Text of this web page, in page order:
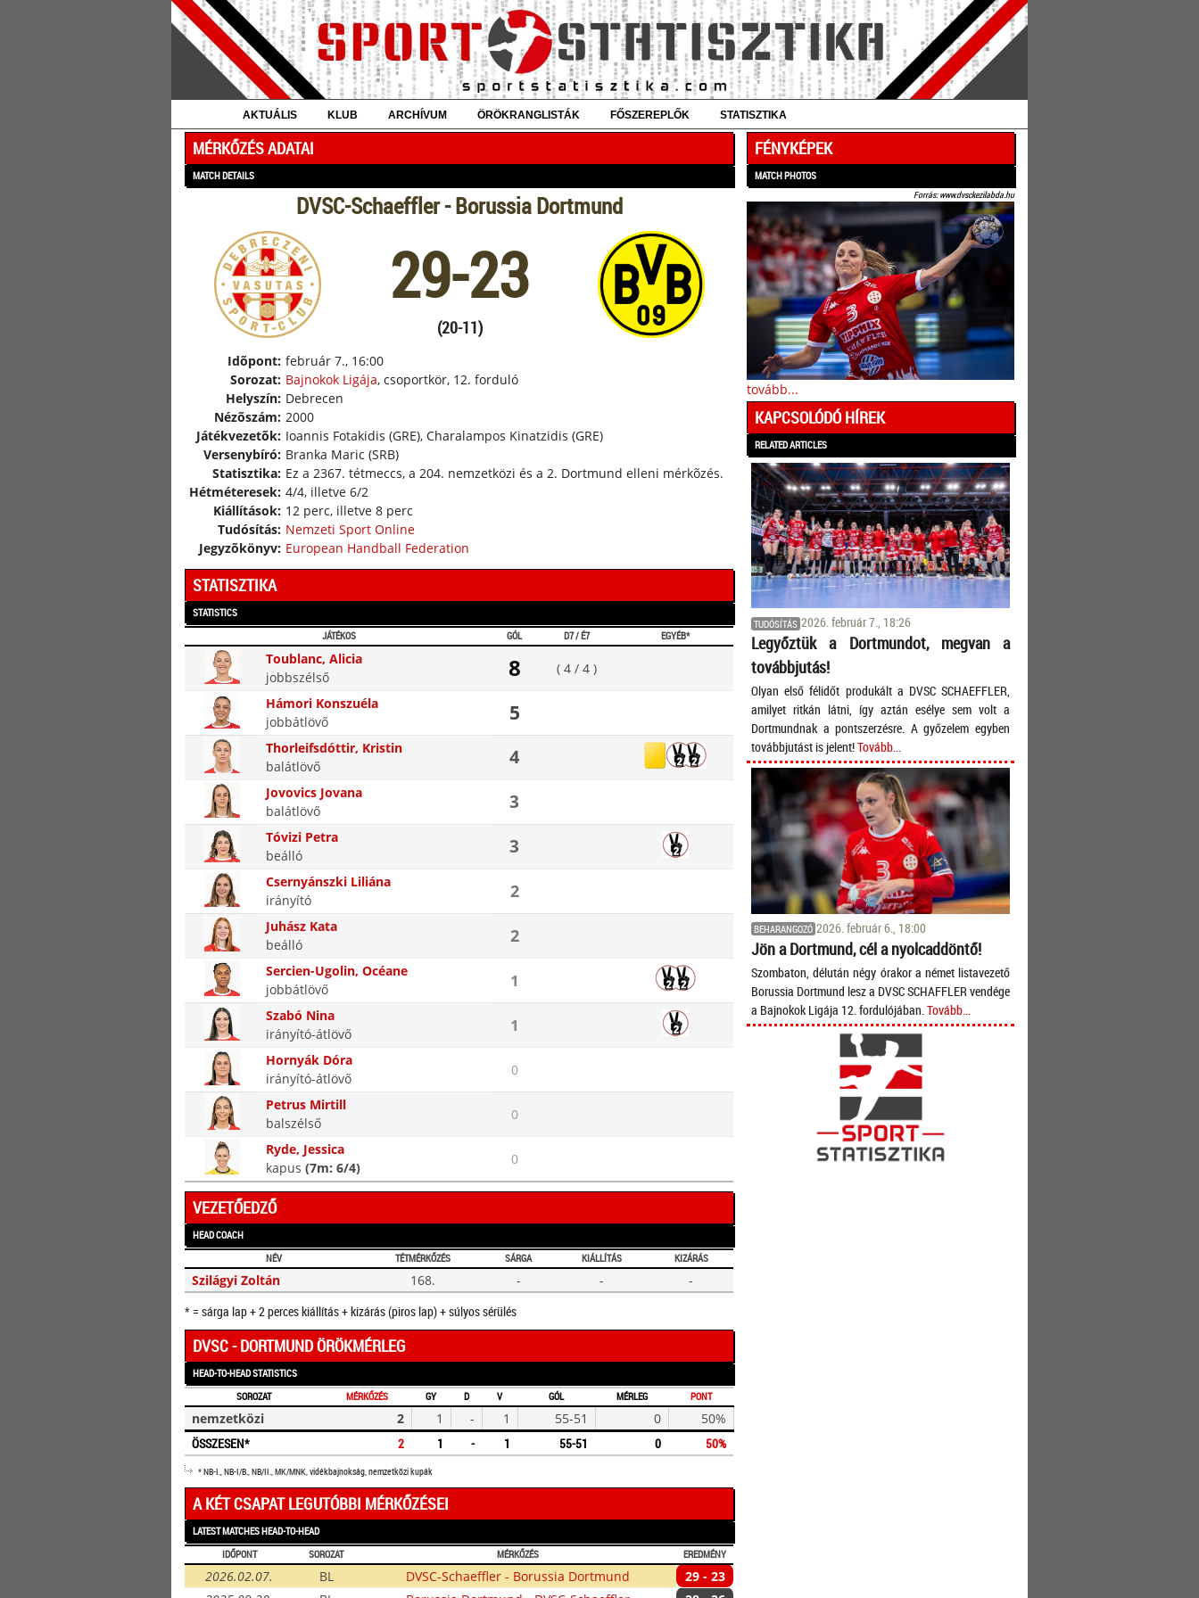
AKTUÁLIS KLUB ARCHÍVUM ÖRÖKRANGLISTÁK FŐSZEREPLŐK STATISZTIKA
MÉRKŐZÉS ADATAI
MATCH DETAILS
DVSC-Schaeffler - Borussia Dortmund
29-23
(20-11)
Idõpont: február 7., 16:00
Sorozat: Bajnokok Ligája, csoportkör, 12. forduló
Helyszín: Debrecen
Nézõszám: 2000
Játékvezetõk: Ioannis Fotakidis (GRE), Charalampos Kinatzidis (GRE)
Versenybíró: Branka Maric (SRB)
Statisztika: Ez a 2367. tétmeccs, a 204. nemzetközi és a 2. Dortmund elleni mérkõzés.
Hétméteresek: 4/4, illetve 6/2
Kiállítások: 12 perc, illetve 8 perc
Tudósítás: Nemzeti Sport Online
Jegyzõkönyv: European Handball Federation
STATISZTIKA
STATISTICS
JÁTÉKOS
GÓL D7 / É7 EGYÉB*
Toublanc, Alicia
jobbszélső
8 ( 4 / 4 )
Hámori Konszuéla
jobbátlövő
5
Thorleifsdóttir, Kristin
balátlövő
4
Jovovics Jovana
balátlövő
3
Tóvizi Petra
beálló
3
Csernyánszki Liliána
irányító
2
Juhász Kata
beálló
2
Sercien-Ugolin, Océane
jobbátlövő
1
Szabó Nina
irányító-átlövő
1
Hornyák Dóra
irányító-átlövő
0
Petrus Mirtill
balszélső
0
Ryde, Jessica
kapus (7m: 6/4)
0
VEZETŐEDZŐ
HEAD COACH
NÉV
TÉTMÉRKŐZÉS SÁRGA KIÁLLÍTÁS KIZÁRÁS
Szilágyi Zoltán 168. - -
-
* = sárga lap + 2 perces kiállítás + kizárás (piros lap) + súlyos sérülés
DVSC - DORTMUND ÖRÖKMÉRLEG
HEAD-TO-HEAD STATISTICS
SOROZAT
MÉRKŐZÉS GY D V GÓL MÉRLEG PONT
nemzetközi 2 1 - 1 55-51 0
50%
ÖSSZESEN*
2 1 - 1 55-51 0 50%
* NB-I., NB-I/B., NB/II., MK/MNK, vidékbajnokság, nemzetközi kupák
A KÉT CSAPAT LEGUTÓBBI MÉRKŐZÉSEI
LATEST MATCHES HEAD-TO-HEAD
IDŐPONT
SOROZAT MÉRKŐZÉS EREDMÉNY
2026.02.07. BL DVSC-Schaeffler - Borussia Dortmund
29 - 23
FÉNYKÉPEK
MATCH PHOTOS
Forrás: www.dvsckezilabda.hu
tovább...
KAPCSOLÓDÓ HÍREK
RELATED ARTICLES
TUDÓSÍTÁS 2026. február 7., 18:26
Legyőztük a Dortmundot, megvan a
továbbjutás!
Olyan első félidőt produkált a DVSC SCHAEFFLER,
amilyet ritkán látni, így aztán esélye sem volt a
Dortmundnak a pontszerzésre. A győzelem egyben
továbbjutást is jelent!Tovább...
BEHARANGOZÓ 2026. február 6., 18:00
Jön a Dortmund, cél a nyolcaddöntő!
Szombaton, délután négy órakor a német listavezető
Borussia Dortmund lesz a DVSC SCHAFFLER vendége
a Bajnokok Ligája 12. fordulójában. Tovább...